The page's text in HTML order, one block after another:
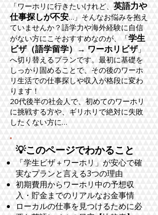
「ワーホリに行きたいけれど、 英語力や
仕事探しが不安…」そんなお悩みを抱え
ていませんか？語学力や海外経験に自信
がない方にこそおすすめなのが、「学生
ビザ（語学留学）→ ワーホリビザ」
へ切り替えるプランです。最初に基礎を
しっかり固めることで、その後のワーホ
リ生活での仕事探しや収入が格段に変わ
ります！
20代後半の社会人で、初めてのワーホリ
に挑戦する方や、ギリホリで絶対に失敗
したくない方に…
💡このページでわかること
「学生ビザ＋ワーホリ」が安心で確
実なプランと言える3つの理由
初期費用からワーホリ中の予想収
入・貯金までのリアルなお金事情
ローカルの仕事を見つけるために必